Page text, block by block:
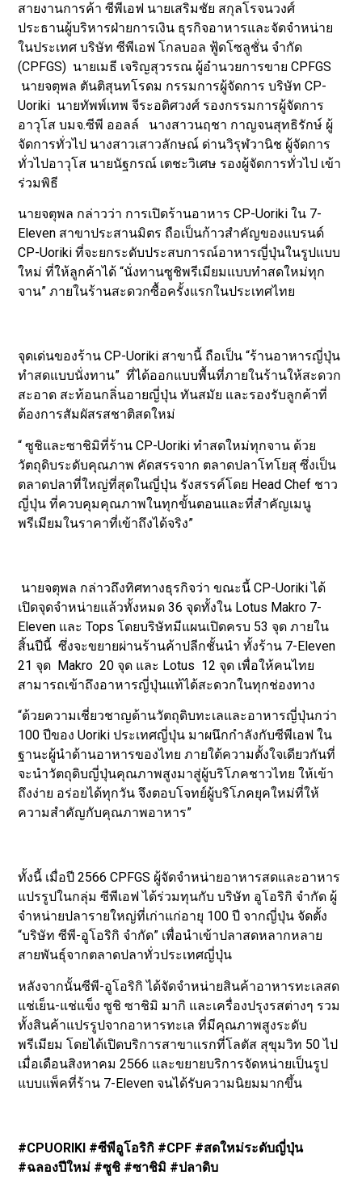
สายงานการค้า ซีพีเอฟ นายเสริมชัย สกุลโรจนวงศ์
ประธานผู้บริหารฝ่ายการเงิน ธุรกิจอาหารและจัดจำหน่าย
ในประเทศ บริษัท ซีพีเอฟ โกลบอล ฟู้ดโซลูชั่น จำกัด
(CPFGS) นายเมธี เจริญสุวรรณ ผู้อำนวยการขาย CPFGS
นายจตุพล ตันติสุนทโรดม กรรมการผู้จัดการ บริษัท CP-
Uoriki นายทัพพ์เทพ จีระอดิศวงศ์ รองกรรมการผู้จัดการ
อาวุโส บมจ.ซีพี ออลล์ นางสาวนฤชา กาญจนสุทธิรักษ์ ผู้
จัดการทั่วไป นางสาวเสาวลักษณ์ ด่านวิรุฬวานิช ผู้จัดการ
ทั่วไปอาวุโส นายนัฐกรณ์ เตชะวิเศษ รองผู้จัดการทั่วไป เข้า
ร่วมพิธี
นายจตุพล กล่าวว่า การเปิดร้านอาหาร CP-Uoriki ใน 7-
Eleven สาขาประสานมิตร ถือเป็นก้าวสำคัญของแบรนด์
CP-Uoriki ที่จะยกระดับประสบการณ์อาหารญี่ปุ่นในรูปแบบ
ใหม่ ที่ให้ลูกค้าได้ “นั่งทานซูชิพรีเมียมแบบทำสดใหม่ทุก
จาน” ภายในร้านสะดวกซื้อครั้งแรกในประเทศไทย
จุดเด่นของร้าน CP-Uoriki สาขานี้ ถือเป็น “ร้านอาหารญี่ปุ่น
ทำสดแบบนั่งทาน” ที่ได้ออกแบบพื้นที่ภายในร้านให้สะดวก
สะอาด สะท้อนกลิ่นอายญี่ปุ่น ทันสมัย และรองรับลูกค้าที่
ต้องการสัมผัสรสชาติสดใหม่
“ ซูชิและซาชิมิที่ร้าน CP-Uoriki ทำสดใหม่ทุกจาน ด้วย
วัตถุดิบระดับคุณภาพ คัดสรรจาก ตลาดปลาโทโยสุ ซึ่งเป็น
ตลาดปลาที่ใหญ่ที่สุดในญี่ปุ่น รังสรรค์โดย Head Chef ชาว
ญี่ปุ่น ที่ควบคุมคุณภาพในทุกขั้นตอนและที่สำคัญเมนู
พรีเมียมในราคาที่เข้าถึงได้จริง”
นายจตุพล กล่าวถึงทิศทางธุรกิจว่า ขณะนี้ CP-Uoriki ได้
เปิดจุดจำหน่ายแล้วทั้งหมด 36 จุดทั้งใน Lotus Makro 7-
Eleven และ Tops โดยบริษัทมีแผนเปิดครบ 53 จุด ภายใน
สิ้นปีนี้ ซึ่งจะขยายผ่านร้านค้าปลีกชั้นนำ ทั้งร้าน 7-Eleven
21 จุด Makro 20 จุด และ Lotus 12 จุด เพื่อให้คนไทย
สามารถเข้าถึงอาหารญี่ปุ่นแท้ได้สะดวกในทุกช่องทาง
“ด้วยความเชี่ยวชาญด้านวัตถุดิบทะเลและอาหารญี่ปุ่นกว่า
100 ปีของ Uoriki ประเทศญี่ปุ่น มาผนึกกำลังกับซีพีเอฟ ใน
ฐานะผู้นำด้านอาหารของไทย ภายใต้ความตั้งใจเดียวกันที่
จะนำวัตถุดิบญี่ปุ่นคุณภาพสูงมาสู่ผู้บริโภคชาวไทย ให้เข้า
ถึงง่าย อร่อยได้ทุกวัน จึงตอบโจทย์ผู้บริโภคยุคใหม่ที่ให้
ความสำคัญกับคุณภาพอาหาร”
ทั้งนี้ เมื่อปี 2566 CPFGS ผู้จัดจำหน่ายอาหารสดและอาหาร
แปรรูปในกลุ่ม ซีพีเอฟ ได้ร่วมทุนกับ บริษัท อูโอริกิ จำกัด ผู้
จำหน่ายปลารายใหญ่ที่เก่าแก่อายุ 100 ปี จากญี่ปุ่น จัดตั้ง
“บริษัท ซีพี-อูโอริกิ จำกัด” เพื่อนำเข้าปลาสดหลากหลาย
สายพันธุ์จากตลาดปลาทั่วประเทศญี่ปุ่น
หลังจากนั้นซีพี-อูโอริกิ ได้จัดจำหน่ายสินค้าอาหารทะเลสด
แช่เย็น-แช่แข็ง ซูชิ ซาชิมิ มากิ และเครื่องปรุงรสต่างๆ รวม
ทั้งสินค้าแปรรูปจากอาหารทะเล ที่มีคุณภาพสูงระดับ
พรีเมียม โดยได้เปิดบริการสาขาแรกที่โลตัส สุขุมวิท 50 ไป
เมื่อเดือนสิงหาคม 2566 และขยายบริการจัดหน่ายเป็นรูป
แบบแพ็คที่ร้าน 7-Eleven จนได้รับความนิยมมากขึ้น
#CPUORIKI #ซีพีอูโอริกิ #CPF #สดใหม่ระดับญี่ปุ่น
#ฉลองปีใหม่ #ซูชิ #ซาชิมิ #ปลาดิบ